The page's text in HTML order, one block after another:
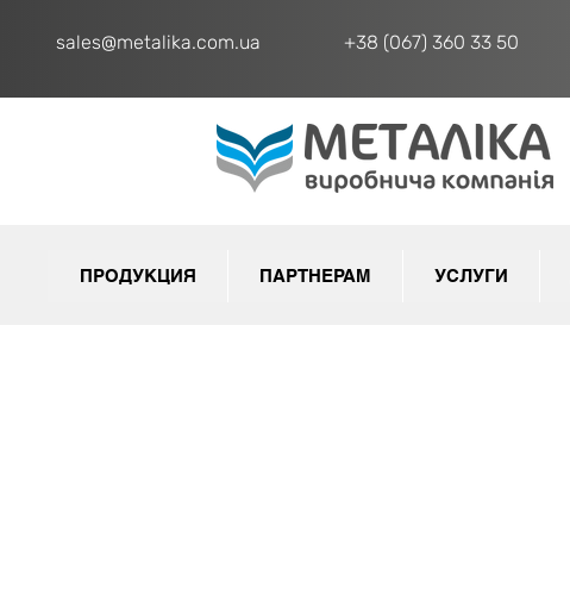
sales@metalika.com.ua +38 (067) 360 33 50
ПРОДУКЦИЯ ПАРТНЕРАМ УСЛУГИ